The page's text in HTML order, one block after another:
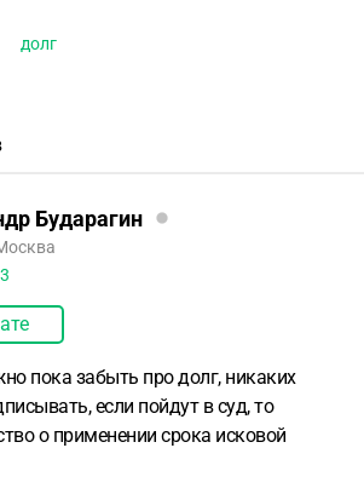
долг
Бударагин
пока забыть про долг, никаких
если пойдут в суд, то
о применении срока исковой